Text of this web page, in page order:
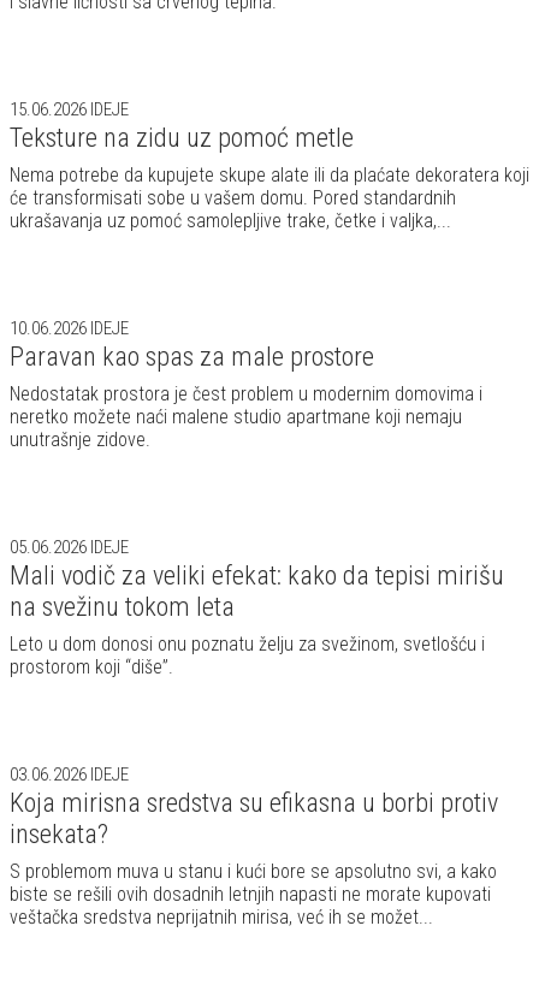
15.06.2026 IDEJE
Teksture na zidu uz pomoć metle
Nema potrebe da kupujete skupe alate ili da plaćate dekoratera koji
će transformisati sobe u vašem domu. Pored standardnih
ukrašavanja uz pomoć samolepljive trake, četke i valjka,...
10.06.2026 IDEJE
Paravan kao spas za male prostore
Nedostatak prostora je čest problem u modernim domovima i
neretko možete naći malene studio apartmane koji nemaju
unutrašnje zidove.
05.06.2026 IDEJE
Mali vodič za veliki efekat: kako da tepisi mirišu
na svežinu tokom leta
Leto u dom donosi onu poznatu želju za svežinom, svetlošću i
prostorom koji “diše”.
03.06.2026 IDEJE
Koja mirisna sredstva su efikasna u borbi protiv
insekata?
S problemom muva u stanu i kući bore se apsolutno svi, a kako
biste se rešili ovih dosadnih letnjih napasti ne morate kupovati
veštačka sredstva neprijatnih mirisa, već ih se možet...